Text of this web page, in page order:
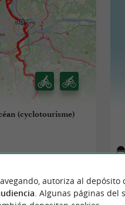
(cyclotourisme)
autoriza al depósito
. Algunas páginas del